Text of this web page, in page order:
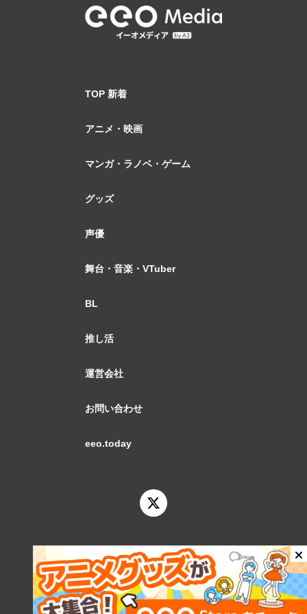
TOP 新着
アニメ・映画
マンガ・ラノベ・ゲーム
グッズ
声優
舞台・音楽・VTuber
BL
推し活
運営会社
お問い合わせ
eeo.today
© 2026 eeo.today